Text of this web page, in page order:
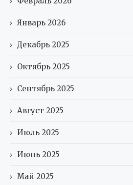
Январь 2026
Декабрь 2025
Октябрь 2025
Сентябрь 2025
Август 2025
Июль 2025
Июнь 2025
Май 2025